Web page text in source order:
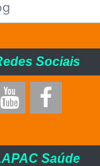
Sociais
Saúde